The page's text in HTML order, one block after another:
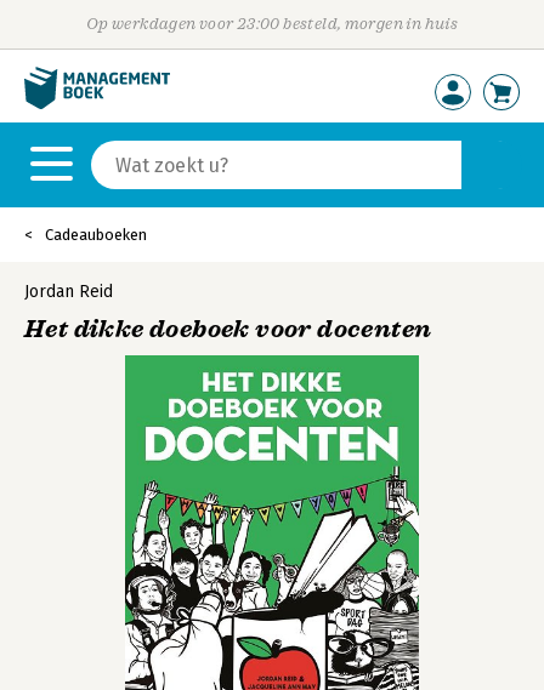
Op werkdagen voor 23:00 besteld, morgen in huis
Cadeauboeken
Jordan Reid
Het dikke doeboek voor docenten